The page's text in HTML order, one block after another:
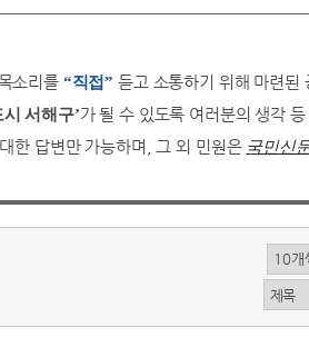
소리를 “직접” 듣고 소통하기 위해 마련된
서해구’가 될 수 있도록 여러분의 생각
한 답변만 가능하며, 그 외 민원은 국민신